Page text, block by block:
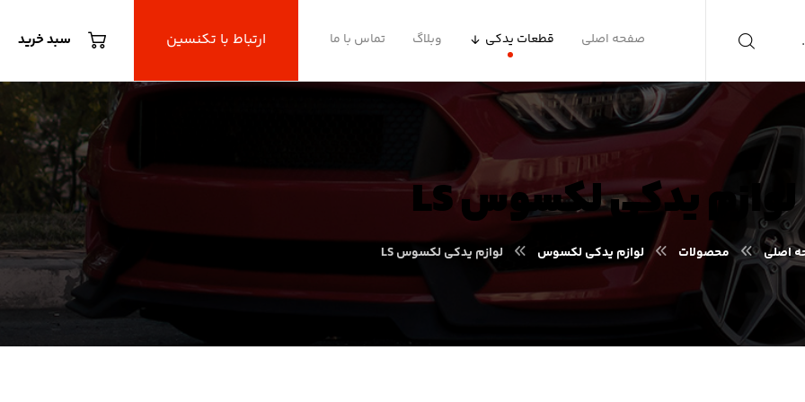
سبد خرید ارتباط با تکنسین صفحه اصلی قطعات یدکی وبلاگ تماس با ما
لوازم یدکی لکسوس LS
اصلی محصولات لوازم یدکی لکسوس لوازم یدکی لکسوس LS